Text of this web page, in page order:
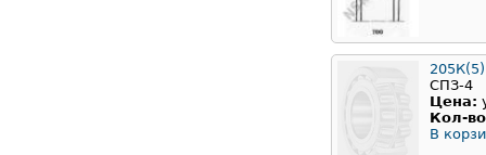
СПЗ-4
Цена:
Кол-
В